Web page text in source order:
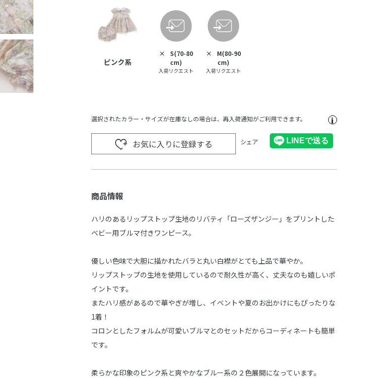
ピンク系
×
S(70-80
cm)
入荷リクエスト
×
M(80-90
cm)
入荷リクエスト
選択されたカラー・サイズが在庫なしの場合は、再入荷通知がご利用できます。
お気に入りに登録する シェア
商品情報
ハリのあるリップストップ生地のリバティ「ローズザンジー」をプリントした
ベビー用ブルマ付きワンピース。
優しい色味で大胆に描かれたバラと丸い白襟がとても上品で華やか。
リップストップの生地を使用しているので耐久性が高く、丈夫なのも嬉しいポ
イントです。
またハリ感があるので華やぎが増し、イベントや夏のお出かけにもぴったりな
1着！
コロンとしたフォルムが可愛いブルマとのセットだからコーディネートも簡単
です。
柔らかな印象のピンク系と爽やかなブルー系の２色展開になっています。